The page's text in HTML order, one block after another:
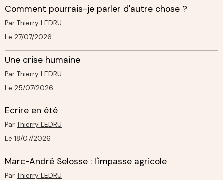
Comment pourrais-je parler d'autre chose ?
Par Thierry LEDRU
Le 27/07/2026
Une crise humaine
Par Thierry LEDRU
Le 25/07/2026
Ecrire en été
Par Thierry LEDRU
Le 18/07/2026
Marc-André Selosse : l'impasse agricole
Par Thierry LEDRU